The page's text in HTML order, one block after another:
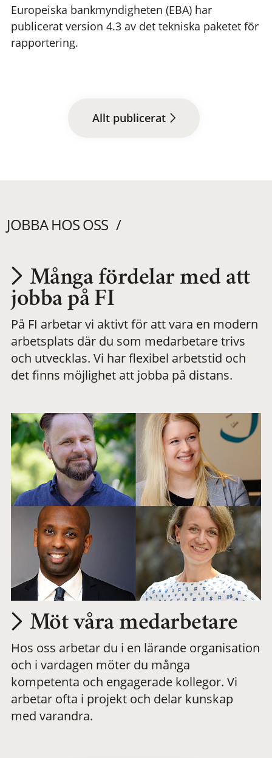
Europeiska bankmyndigheten (EBA) har
publicerat version 4.3 av det tekniska paketet för
rapportering.
Allt publicerat
JOBBA HOS OSS
Utvecklas på en
meningsfull och
flexibel
Många fördelar med att
jobba på FI
På FI arbetar vi aktivt för att vara en modern
arbetsplats där du som medarbetare trivs
och utvecklas. Vi har flexibel arbetstid och
det finns möjlighet att jobba på distans.
Möt våra medarbetare
Hos oss arbetar du i en lärande organisation
och i vardagen möter du många
kompetenta och engagerade kollegor. Vi
arbetar ofta i projekt och delar kunskap
med varandra.